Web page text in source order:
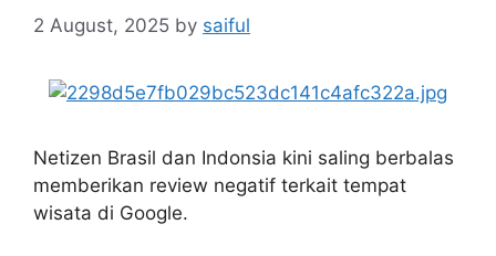
2 August, 2025 by saiful
Netizen Brasil dan Indonsia kini saling berbalas
memberikan review negatif terkait tempat
wisata di Google.